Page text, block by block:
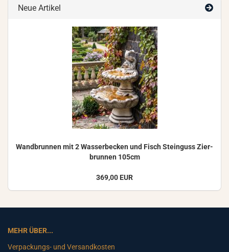
Neue Artikel
Wand­brun­nen mit 2 Was­ser­be­cken und Fisch Stein­guss Zier­
brun­nen 105cm
369,00 EUR
MEHR ÜBER...
Verpackungs- und Versandkosten